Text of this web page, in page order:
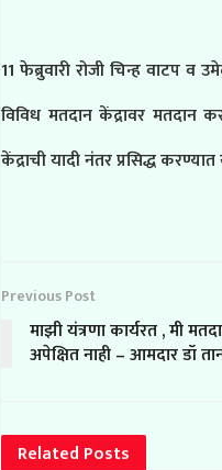
11 फेब्रुवारी रोजी चिन्ह वाटप
विविध मतदान केंद्रावर मतदान
केंद्राची यादी नंतर प्रसिद्ध
Previous Post
माझी यंत्रणा कार्यरत , मी
अपेक्षित नाही – आमदार डॉ
Related Posts